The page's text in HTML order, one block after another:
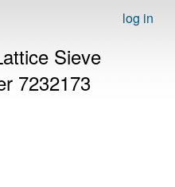
log in
Sieve
7232173